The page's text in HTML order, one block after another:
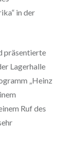
in der
präsentierte
Lagerhalle
„Heinz
Ruf des